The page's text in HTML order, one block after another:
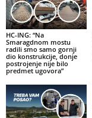
HC-ING: “Na
Smaragdnom mostu
radili smo samo gornji
dio konstrukcije, donje
postrojenje nije bilo
predmet ugovora”